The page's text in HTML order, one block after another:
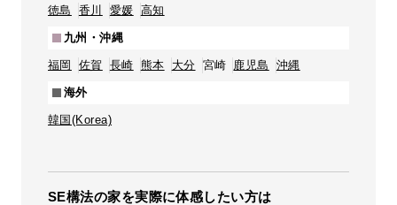
徳島 香川 愛媛 高知
九州・沖縄
福岡 佐賀 長崎 熊本 大分 宮崎 鹿児島 沖縄
海外
韓国(Korea)
SE構法の家を実際に体感したい方は